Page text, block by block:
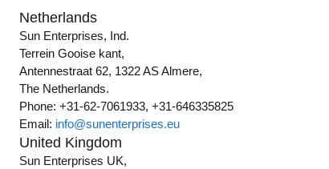
Netherlands
Sun Enterprises, Ind.
Terrein Gooise kant,
Antennestraat 62, 1322 AS Almere,
The Netherlands.
Phone: +31-62-7061933, +31-646335825
Email: info@sunenterprises.eu
United Kingdom
Sun Enterprises UK,